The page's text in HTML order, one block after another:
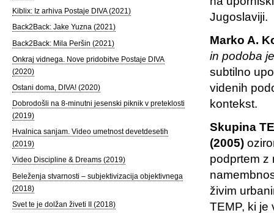
Jugoslaviji.
Marko A.
in podoba
subtilno
videnih
kontekst.
Skupina
(2005)
podprtem z
živim
TEMP, ki je
Kiblix: Iz arhiva Postaje DIVA (2021)
Back2Back: Jake Yuzna (2021)
Back2Back: Mila Peršin (2021)
Onkraj vidnega. Nove pridobitve Postaje DIVA
(2020)
Ostani doma, DIVA! (2020)
Dobrodošli na 8-minutni jesenski piknik v preteklosti
(2019)
Hvalnica sanjam. Video umetnost devetdesetih
(2019)
Video Discipline & Dreams (2019)
Beleženja stvarnosti – subjektivizacija objektivnega
(2018)
Svet te je dolžan živeti II (2018)